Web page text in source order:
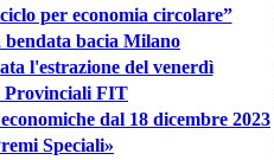
per economia circolare”
bacia Milano
l'estrazione del venerdì
Provinciali FIT
dal 18 dicembre 2023
Speciali»